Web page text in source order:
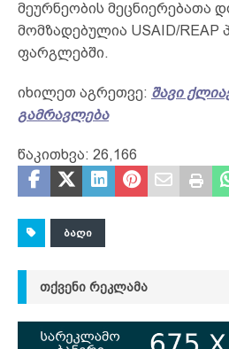
მეურნეობის მეცნიერებათა
მომზადებულია USAID/REAP
ფარგლებში.
იხილეთ აგრეთვე: შავი
გამრავლება
წაკითხვა: 26,166
ᲑᲐᲦᲘ
ᲗᲥᲕᲔᲜᲘ ᲠᲔᲙᲚᲐᲛᲐ